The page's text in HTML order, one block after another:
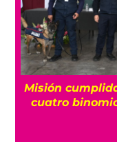
Misión
cuatro